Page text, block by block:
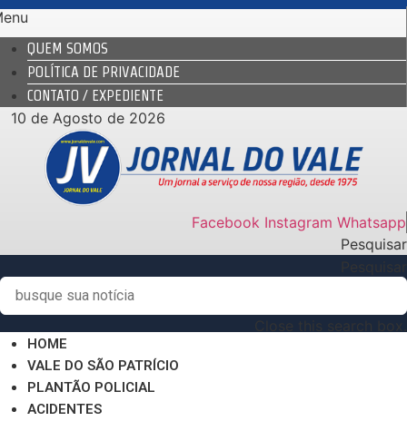
Ir
para
conteúdo
QUEM SOMOS
POLÍTICA DE PRIVACIDADE
CONTATO / EXPEDIENTE
10 de Agosto de 2026
Facebook Instagram Whatsapp
Pesquisar
Pesquisar
Close this search box.
HOME
VALE DO SÃO PATRÍCIO
PLANTÃO POLICIAL
ACIDENTES